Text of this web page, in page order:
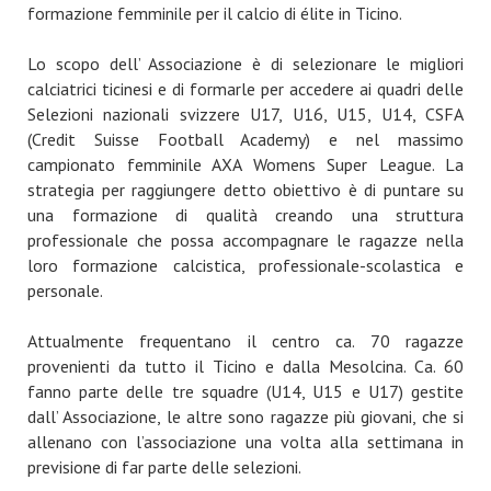
formazione femminile per il calcio di élite in Ticino.
Lo scopo dell’ Associazione è di selezionare le migliori
calciatrici ticinesi e di formarle per accedere ai quadri delle
Selezioni nazionali svizzere U17, U16, U15, U14, CSFA
(Credit Suisse Football Academy) e nel massimo
campionato femminile AXA Womens Super League. La
strategia per raggiungere detto obiettivo è di puntare su
una formazione di qualità creando una struttura
professionale che possa accompagnare le ragazze nella
loro formazione calcistica, professionale-scolastica e
personale.
Attualmente frequentano il centro ca. 70 ragazze
provenienti da tutto il Ticino e dalla Mesolcina. Ca. 60
fanno parte delle tre squadre (U14, U15 e U17) gestite
dall’ Associazione, le altre sono ragazze più giovani, che si
allenano con l’associazione una volta alla settimana in
previsione di far parte delle selezioni.